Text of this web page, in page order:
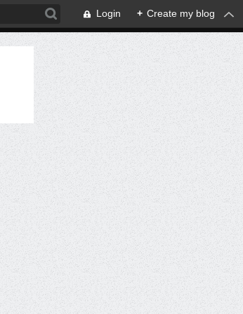
Login + Create my blog